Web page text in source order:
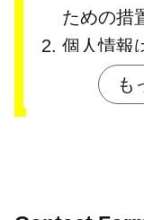
ための措
個人情報
回答のほ
用いたし
も